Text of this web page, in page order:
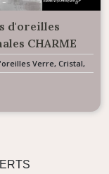
d'oreilles
CHARME
feuille d'or
Verre, Cristal,